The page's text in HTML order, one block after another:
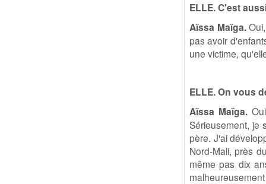
ELLE. C'est
Aïssa Maïga.Oui,
pas avoir
une victime,
ELLE. On vous
Aïssa Maïga.
Sérieusement, je
père. J'ai
Nord-Mali, près
même pas dix